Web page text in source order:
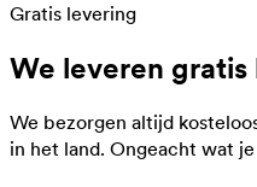
Gratis levering
We leveren gratis
We bezorgen altijd
in het land. Ongeacht wat